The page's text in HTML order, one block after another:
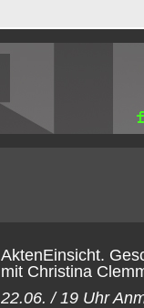
AktenEinsicht.
mit Christina
22.06. / 19 Uhr